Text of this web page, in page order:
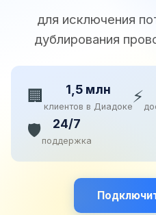
для исключения
дублирования
🏢 1,5 млн
клиентов в Диадоке⚡
🛡️ 24/7
поддержка